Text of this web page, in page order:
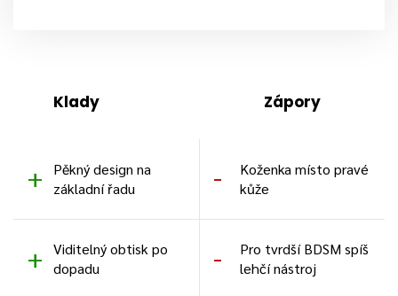
Klady Zápory
Pěkný design na
základní řadu
Koženka místo pravé
kůže
Viditelný obtisk po
dopadu
Pro tvrdší BDSM spíš
lehčí nástroj